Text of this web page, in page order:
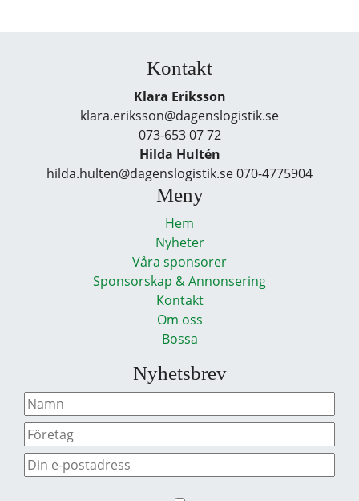
Kontakt
Klara Eriksson
klara.eriksson@dagenslogistik.se
073-653 07 72
Hilda Hultén
hilda.hulten@dagenslogistik.se 070-4775904
Meny
Hem
Nyheter
Våra sponsorer
Sponsorskap & Annonsering
Kontakt
Om oss
Bossa
Nyhetsbrev